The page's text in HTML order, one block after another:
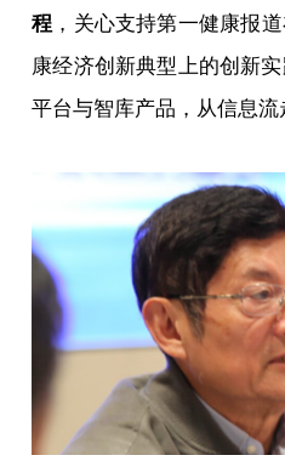
程 ，关心支持第一健康报
康经济创新典型上的创新
平台与智库产品，从信息流